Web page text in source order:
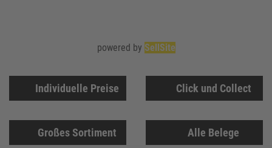
Individuelle Preise Click und Collect
Großes Sortiment Alle Belege
powered by SellSite